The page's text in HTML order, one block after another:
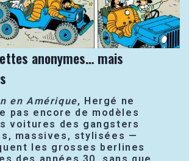
anonymes… mais
en Amérique, Hergé ne
pas encore de modèles
voitures des gangsters
massives, stylisées —
les grosses berlines